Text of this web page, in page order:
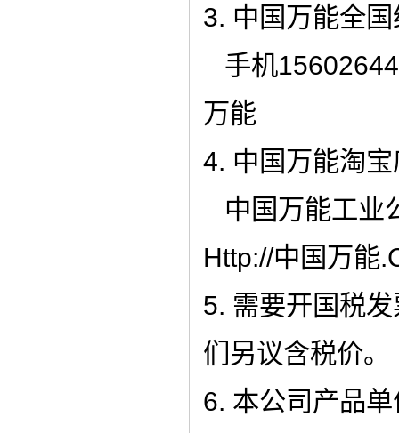
3. 中国万能全
手机
万能
4. 中国万能淘宝
中国万能工业
Http://中国万能
5. 需要开国税
们另议含税价。
6. 本公司产品